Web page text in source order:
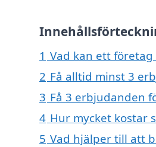
1 Vad kan ett
2 Få alltid minst 3
3 Få 3 erbjudanden
4 Hur mycket kostar
5 Vad hjälper till att